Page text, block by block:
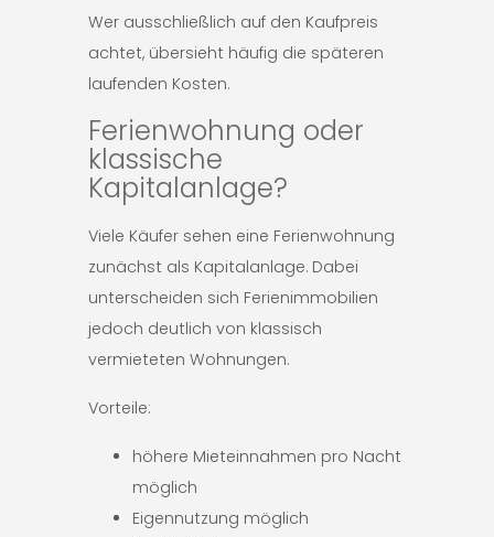
Wer ausschließlich auf den Kaufpreis
achtet, übersieht häufig die späteren
laufenden Kosten.
Ferienwohnung oder
klassische
Kapitalanlage?
Viele Käufer sehen eine Ferienwohnung
zunächst als Kapitalanlage. Dabei
unterscheiden sich Ferienimmobilien
jedoch deutlich von klassisch
vermieteten Wohnungen.
Vorteile:
höhere Mieteinnahmen pro Nacht
möglich
Eigennutzung möglich